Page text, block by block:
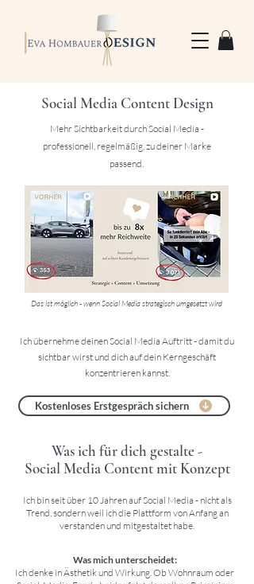
Social Media Content Design
Mehr Sichtbarkeit durch Social Media -
professionell, regelmäßig, zu deiner Marke
passend.
Das ist möglich - wenn Social Media strategisch umgesetzt wird
Ich übernehme deinen Social Media Auftritt - damit du
sichtbar wirst und dich auf dein Kerngeschäft
konzentrieren kannst.
Kostenloses Erstgespräch sichern
Was ich für dich gestalte -
Social Media Content mit Konzept
Ich bin seit über 10 Jahren auf Social Media - nicht als
Trend, sondern weil ich die Plattform von Anfang an
verstanden und mitgestaltet habe.
Was mich unterscheidet:
Ich denke in Ästhetik und Wirkung. Ob Wohnraum oder